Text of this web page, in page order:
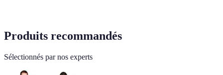
Produits recommandés
Sélectionnés par nos experts